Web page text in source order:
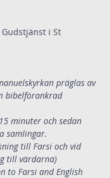
i St
präglas av
bibelförankrad
minuter och sedan
samlingar.
till Farsi och vid
till värdarna)
to Farsi and English